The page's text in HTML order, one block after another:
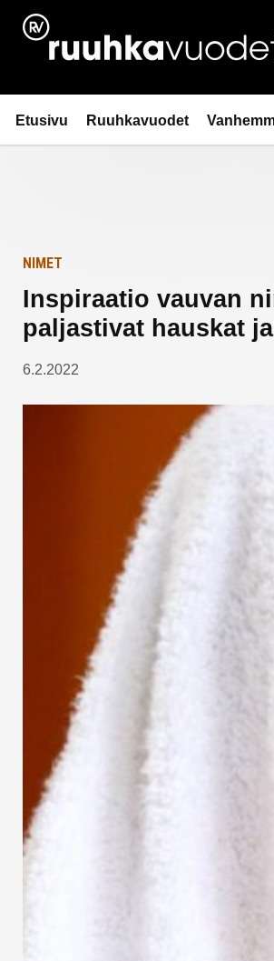
Siirry
sisältöön
Ruuhkavuodet.fi
Etusivu Ruuhkavuodet
Etusivulle
NIMET
Inspiraatio vauvan
paljastivat hauskat
6.2.2022